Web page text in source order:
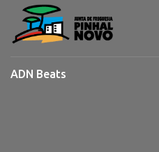
ADN Beats